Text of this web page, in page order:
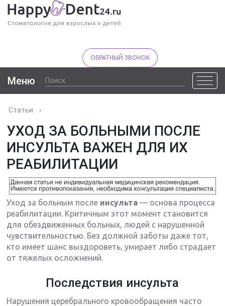
ОБРАТНЫЙ ЗВОНОК
Меню
Статьи ›
УХОД ЗА БОЛЬНЫМИ ПОСЛЕ
ИНСУЛЬТА ВАЖЕН ДЛЯ ИХ
РЕАБИЛИТАЦИИ
Уход за больным после инсульта — основа процесса
реабилитации. Критичным этот момент становится
для обездвиженных больных, людей с нарушенной
чувствительностью. Без должной заботы даже тот,
кто имеет шанс выздороветь, умирает либо страдает
от тяжелых осложнений.
Последствия инсульта
Нарушения церебрального кровообращения часто